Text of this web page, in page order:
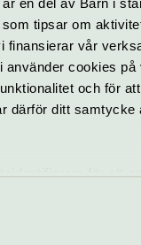
tipsar om
finansierar vår
använder cookies
och för
därför ditt samtycke
för att
funktioner för sociala
sådana
Bo Kaspers
18 oktober